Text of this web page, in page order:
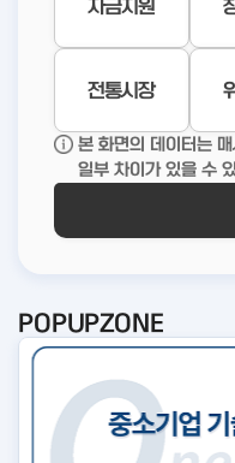
자금지원
전통시장
본 화면의 데이터는
일부 차이가 있을 수
POPUPZONE